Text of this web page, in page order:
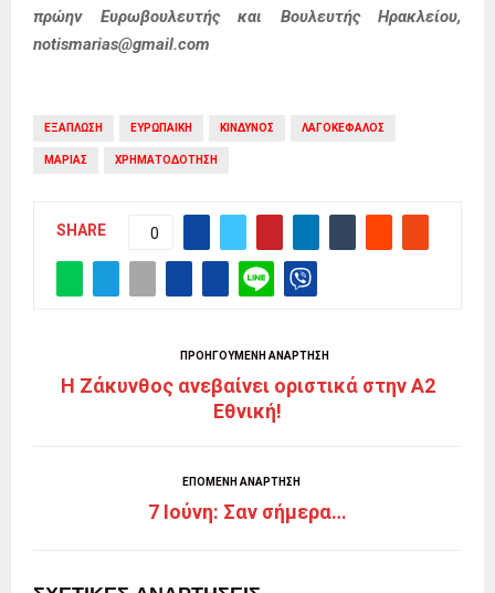
πρώην Ευρωβουλευτής και Βουλευτής Ηρακλείου,
notismarias@gmail.com
ΕΞΑΠΛΩΣΗ ΕΥΡΩΠΑΙΚΗ ΚΙΝΔΥΝΟΣ ΛΑΓΟΚΕΦΑΛΟΣ
ΜΑΡΙΑΣ ΧΡΗΜΑΤΟΔΟΤΗΣΗ
SHARE 0
ΠΡΟΗΓΟΎΜΕΝΗ ΑΝΆΡΤΗΣΗ
Η Ζάκυνθος ανεβαίνει οριστικά στην Α2
Εθνική!
ΕΠΌΜΕΝΗ ΑΝΆΡΤΗΣΗ
7 Ιούνη: Σαν σήμερα…